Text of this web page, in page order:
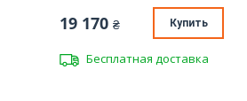
19 170 ₴ Купить
Бесплатная доставка